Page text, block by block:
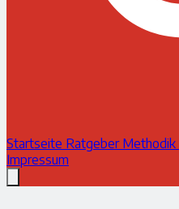
Startseite Ratgeber Methodik
Impressum